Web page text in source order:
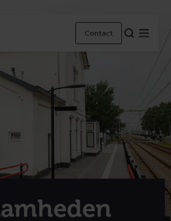
Contact